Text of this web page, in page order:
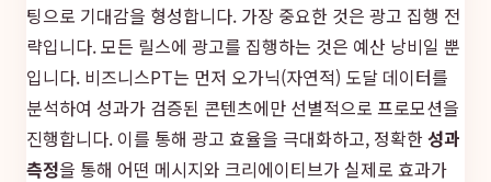
팅으로 기대감을 형성합니다. 가장 중요한 것은 광고 집행 전
략입니다. 모든 릴스에 광고를 집행하는 것은 예산 낭비일 뿐
입니다. 비즈니스PT는 먼저 오가닉(자연적) 도달 데이터를
분석하여 성과가 검증된 콘텐츠에만 선별적으로 프로모션을
진행합니다. 이를 통해 광고 효율을 극대화하고, 정확한성과
측정을 통해 어떤 메시지와 크리에이티브가 실제로 효과가